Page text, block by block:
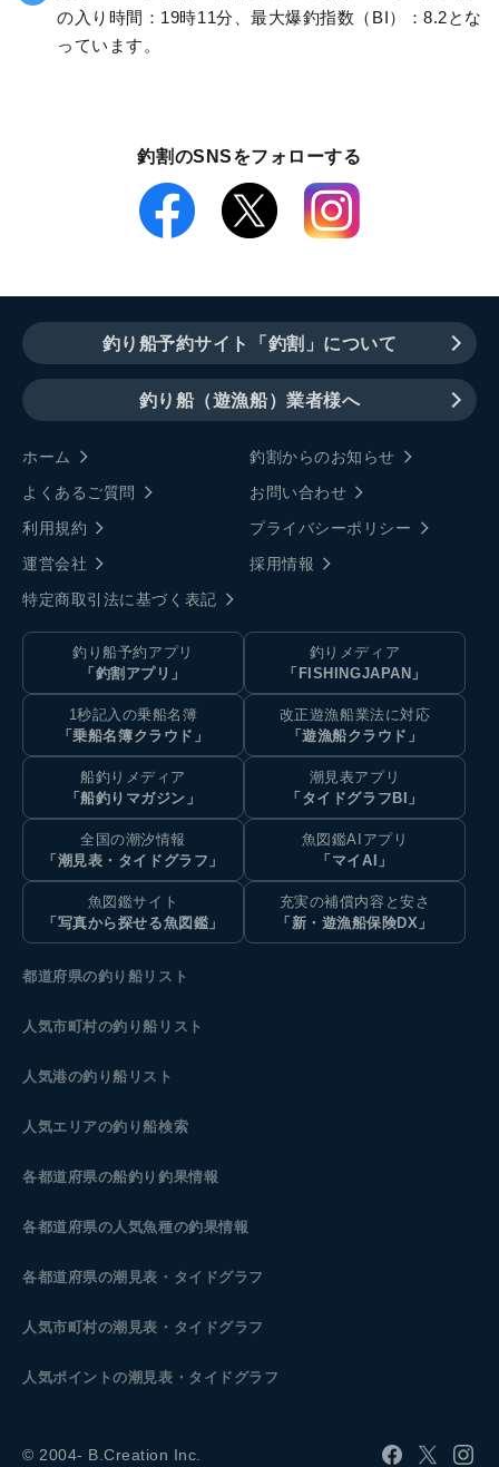
の入り時間：19時11分、最大爆釣指数（BI）：8.2とな
っています。
釣割のSNSをフォローする
釣り船予約サイト「釣割」について
釣り船（遊漁船）業者様へ
ホーム
釣割からのお知らせ
よくあるご質問
お問い合わせ
利用規約
プライバシーポリシー
運営会社
採用情報
特定商取引法に基づく表記
釣り船予約アプリ
「釣割アプリ」
釣りメディア
「FISHINGJAPAN」
1秒記入の乗船名簿
「乗船名簿クラウド」
改正遊漁船業法に対応
「遊漁船クラウド」
船釣りメディア
「船釣りマガジン」
潮見表アプリ
「タイドグラフBI」
全国の潮汐情報
「潮見表・タイドグラフ」
魚図鑑AIアプリ
「マイAI」
魚図鑑サイト
「写真から探せる魚図鑑」
充実の補償内容と安さ
「新・遊漁船保険DX」
都道府県の釣り船リスト
人気市町村の釣り船リスト
人気港の釣り船リスト
人気エリアの釣り船検索
各都道府県の船釣り釣果情報
各都道府県の人気魚種の釣果情報
各都道府県の潮見表 ・タイドグラフ
人気市町村の潮見表・タイドグラフ
人気ポイントの潮見表・タイドグラフ
© 2004- B.Creation Inc.